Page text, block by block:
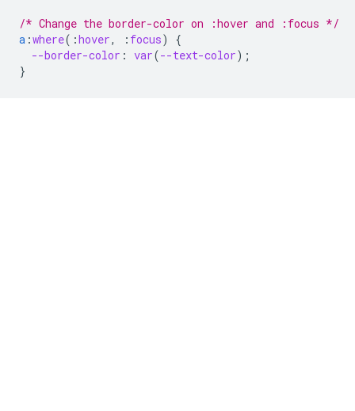
/* Change the border-color on :hover and :focus */
a :where( :hover, : focus)
{
--border-color : var(--text-color);
}